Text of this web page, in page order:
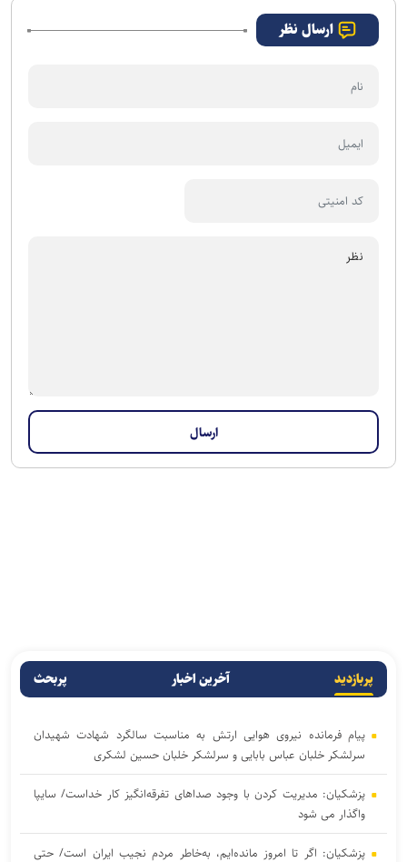
ارسال نظر
پربازدید آخرین اخبار پربحث
پیام فرمانده نیروی هوایی ارتش به مناسبت سالگرد شهادت شهیدان
سرلشکر خلبان عباس بابایی و سرلشکر خلبان حسین لشکری
پزشکیان: مدیریت کردن با وجود صداهای تفرقه‌انگیز کار خداست/ سایپا
واگذار می شود
پزشکیان: اگر تا امروز مانده‌ایم، به‌خاطر مردم نجیب ایران است/ حتی